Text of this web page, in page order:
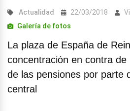
Actualidad 22/03/2018
Galería de fotos
La plaza de España de
concentración en contra
de las pensiones por parte
central